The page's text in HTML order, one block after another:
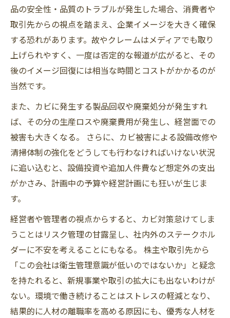
品の安全性・品質のトラブルが発生した場合、消費者や
取引先からの視点を踏まえ、企業イメージを大きく確保
する恐れがあります。故やクレームはメディアでも取り
上げられやすく、一度は否定的な報道が広がると、その
後のイメージ回復には相当な時間とコストがかかるのが
当然です。
また、カビに発生する製品回収や廃棄処分が発生すれ
ば、その分の生産ロスや廃棄費用が発生し、経営面での
被害も大きくなる。 さらに、カビ被害による設備改修や
清掃体制の強化をどうしても行わなければいけない状況
に追い込むと、設備投資や追加人件費など想定外の支出
がかさみ、計画中の予算や経営計画にも狂いが生じま
す。
経営者や管理者の視点からすると、カビ対策怠けてしま
うことはリスク管理の甘露呈し、社内外のステークホル
ダーに不安を考えることにもなる。 株主や取引先から
「この会社は衛生管理意識が低いのではないか」と疑念
を持たれると、新規事業や取引の拡大にも出ないわけが
ない。環境で働き続けることはストレスの軽減となり、
結果的に人材の離職率を高める原因にも、優秀な人材を